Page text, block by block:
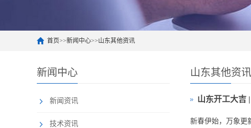
首页>>新闻中心>>山东其他资讯
新闻中心
新闻资讯
技术资讯
山东其他资讯
山东开工大吉
新春伊始，万象更